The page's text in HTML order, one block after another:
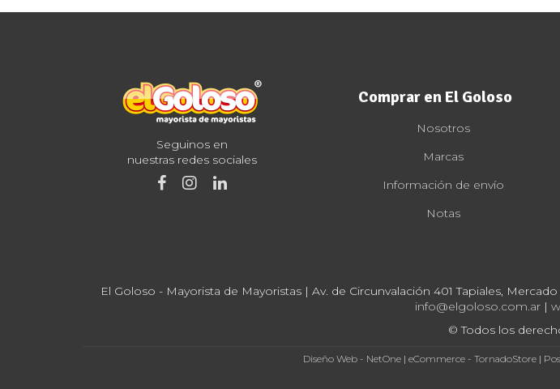
Seguinos en
nuestras redes sociales
Comprar en El Goloso
Nosotros
Marcas
Información de envío
Notas
El Goloso - Mayorista de Mayoristas | Av. de Circunvalación 401 Tapiales, Mercado
info@elgoloso.com.ar|
© Todos los
Diseño Web - NetOne| eCommerce - TornadoStore|